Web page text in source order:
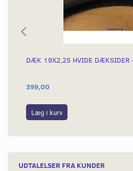
DÆK 19X2,25 HVIDE DÆKSIDER
399,00
Læg i kurv
UDTALELSER FRA KUNDER